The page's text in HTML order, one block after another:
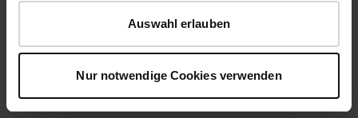
Auswahl erlauben
Nur notwendige Cookies verwenden